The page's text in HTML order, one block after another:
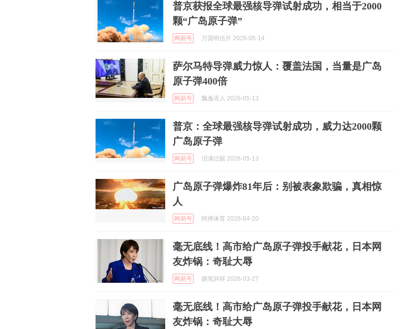
普京获报全球最强核导弹试射成功，相当于2000
颗“广岛原子弹”
网易号 万国明信片 2026-05-14
萨尔马特导弹威力惊人：覆盖法国，当量是广岛
原子弹400倍
网易号 飘逸语人 2026-05-13
普京：全球最强核导弹试射成功，威力达2000颗
广岛原子弹
网易号 泪满过眼 2026-05-13
广岛原子弹爆炸81年后：别被表象欺骗，真相惊
人
网易号 阿搏体育 2026-04-20
毫无底线！高市给广岛原子弹投手献花，日本网
友炸锅：奇耻大辱
网易号 嫹笔牂牂 2026-03-27
毫无底线！高市给广岛原子弹投手献花，日本网
友炸锅：奇耻大辱